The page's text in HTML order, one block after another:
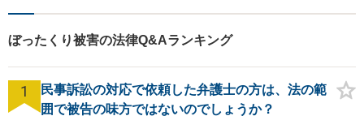
の方は、お気軽にご相談下さ
い。
ぼったくり被害の法律Q&Aランキング
1
民事訴訟の対応で依頼した弁護士の方は、法の範
囲で被告の味方ではないのでしょうか？